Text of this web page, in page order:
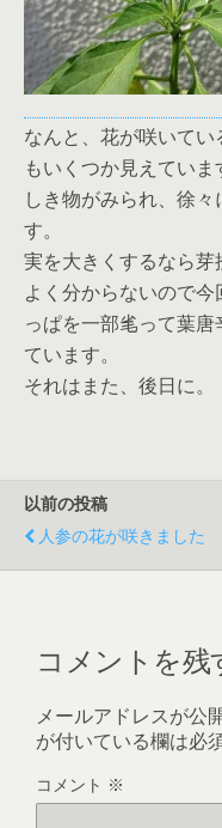
なんと、花が咲いて
もいくつか見えてい
しき物がみられ、徐
す。
実を大きくするなら芽
よく分からないので
っぱを一部毟って葉
ています。
それはまた、後日に。
以前の投稿
人参の花が咲きました
コメントを残
メールアドレスが公
が付いている欄は必
コメント ※